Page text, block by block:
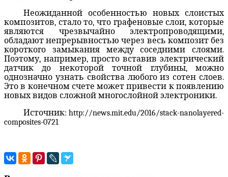
Неожиданной особенностью новых слоистых
композитов, стало то, что графеновые слои, которые
являются чрезвычайно электропроводящими,
обладают непрерывностью через весь композит без
короткого замыкания между соседними слоями.
Поэтому, например, просто вставив электрический
датчик до некоторой точной глубины, можно
однозначно узнать свойства любого из сотен слоев.
Это в конечном счете может привести к появлению
новых видов сложной многослойной электроники.
Источник: http://news.mit.edu/2016/stack-nanolayered-
composites-0721